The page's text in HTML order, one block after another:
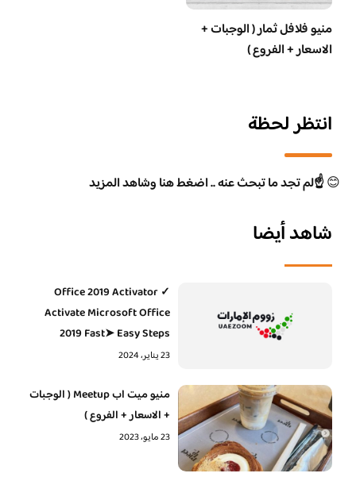
منيو فلافل ثمار ( الوجبات +
الاسعار + الفروع )
انتظر لحظة
😊☝️لم تجد ما تبحث عنه .. اضغط هنا وشاهد المزيد
شاهد أيضا
Office 2019 Activator ✓
Activate Microsoft Office
2019 Fast➤ Easy Steps
23 يناير، 2024
منيو ميت اب Meetup ( الوجبات
+ الاسعار + الفروع )
23 مايو، 2023